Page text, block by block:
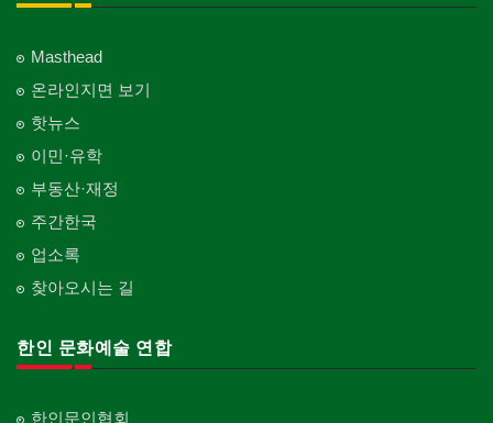
Masthead
온라인지면 보기
핫뉴스
이민·유학
부동산·재정
주간한국
업소록
찾아오시는 길
한인 문화예술 연합
한인문인협회